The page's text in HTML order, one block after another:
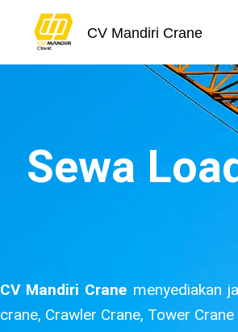
content
CV Mandiri Crane
Sewa
CV Mandiri Crane menyediakan
crane, Crawler Crane, Tower